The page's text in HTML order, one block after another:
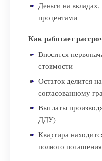
Деньги на
процентами
Как работает
Вносится
стоимости
Остаток делится
согласованному
Выплаты
ДДУ)
Квартира
полного погашения